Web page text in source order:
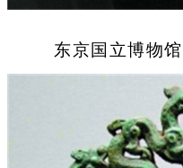
东京国立博物